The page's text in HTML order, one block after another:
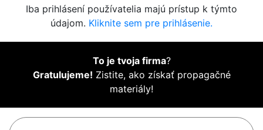
Iba prihlásení používatelia majú prístup k týmto
údajom. Kliknite sem pre prihlásenie.
To je tvoja firma?
Gratulujeme! Zistite, ako získať propagačné
materiály!